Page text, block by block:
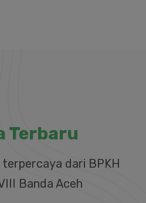
Terbaru
dari BPKH
Banda Aceh